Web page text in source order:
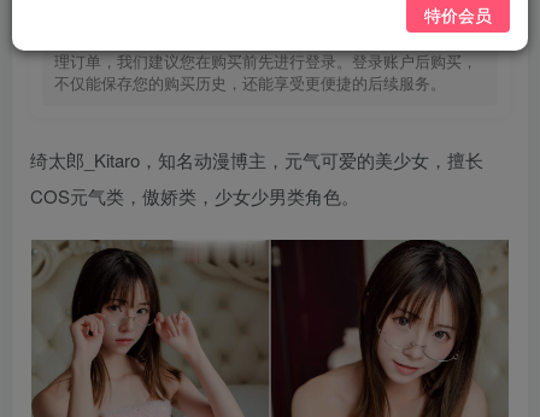
为了提供更加个性化的购物体验，并确保您能够顺利追踪和管
理订单，我们建议您在购买前先进行登录。登录账户后购买，
不仅能保存您的购买历史，还能享受更便捷的后续服务。
绮太郎_Kitaro，知名动漫博主，元气可爱的美少女，擅长
COS元气类，傲娇类，少女少男类角色。
特价会员